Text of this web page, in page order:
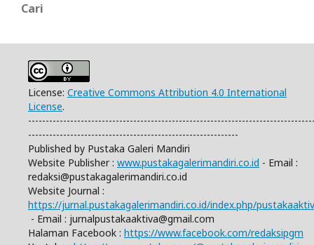
Cari
License: Creative Commons Attribution 4.0 International
License.
------------------------------------------------------------
Published by Pustaka Galeri Mandiri
Website Publisher : www.pustakagalerimandiri.co.id - Email :
redaksi@pustakagalerimandiri.co.id
Website Journal :
https://jurnal.pustakagalerimandiri.co.id/index.php/
- Email : jurnalpustakaaktiva@gmail.com
Halaman Facebook : https://www.facebook.com/redaksipgm